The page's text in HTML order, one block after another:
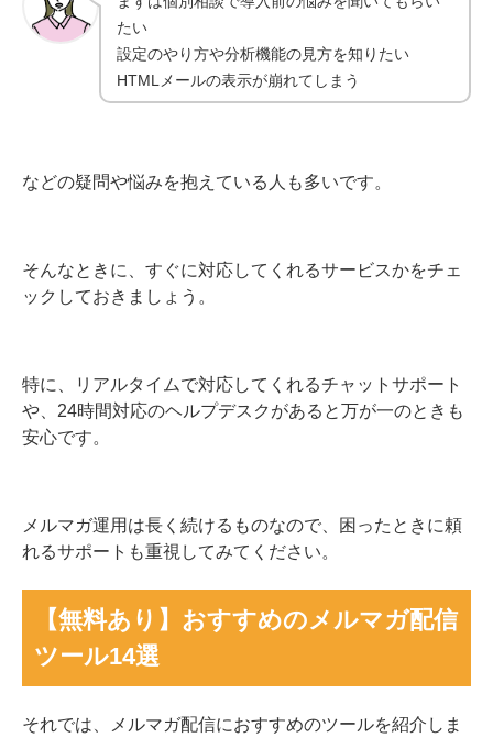
たい
設定のやり方や分析機能の見方を知りたい
HTMLメールの表示が崩れてしまう
などの疑問や悩みを抱えている人も多いです。
そんなときに、すぐに対応してくれるサービスかをチェ
ックしておきましょう。
特に、リアルタイムで対応してくれるチャットサポート
や、24時間対応のヘルプデスクがあると万が一のときも
安心です。
メルマガ運用は長く続けるものなので、困ったときに頼
れるサポートも重視してみてください。
【無料あり】おすすめのメルマガ配信
ツール14選
それでは、メルマガ配信におすすめのツールを紹介しま